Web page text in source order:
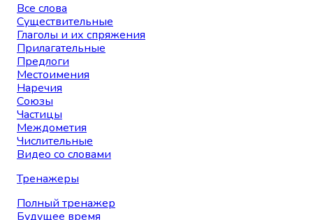
Все слова
Существительные
Глаголы и их спряжения
Прилагательные
Предлоги
Местоимения
Наречия
Союзы
Частицы
Междометия
Числительные
Видео со словами
Тренажеры
Полный тренажер
Будущее время